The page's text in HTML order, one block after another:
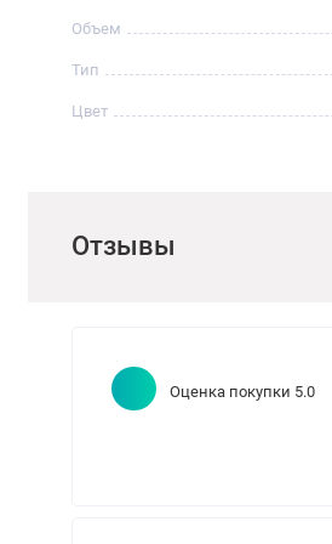
Объем
Тип
Цвет
Отзывы
Оценка покупки 5.0